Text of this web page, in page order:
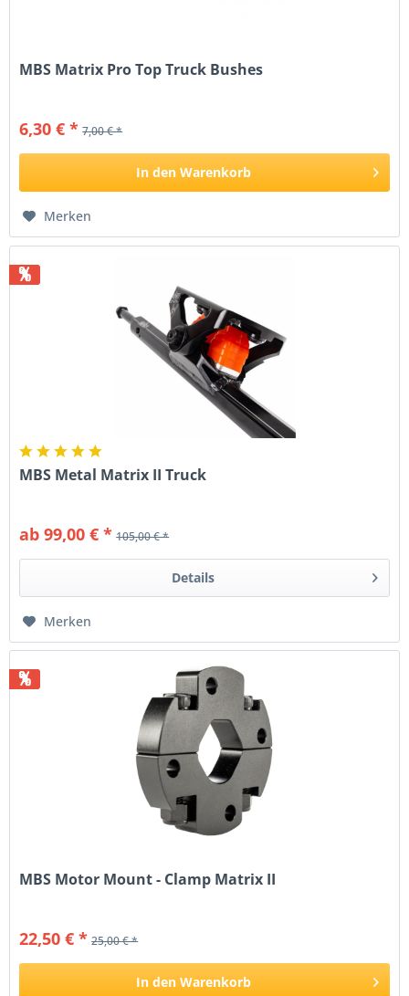
MBS Matrix Pro Top Truck Bushes
6,30 € * 7,00 € *
In den Warenkorb
Merken
%
MBS Metal Matrix II Truck
ab 99,00 € * 105,00 € *
Details
Merken
%
MBS Motor Mount - Clamp Matrix II
22,50 € * 25,00 € *
In den Warenkorb